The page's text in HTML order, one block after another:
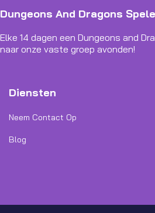
Dungeons And Dragons
Elke 14 dagen een Dungeons and
naar onze vaste groep avonden!
Diensten
Neem Contact Op
Blog